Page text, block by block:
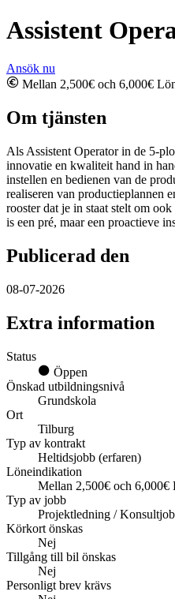
Assistent
Ansök nu
Mellan 2,500€ och 6,000€
Om tjänsten
Als Assistent Operator in de 5-
innovatie en kwaliteit hand in
instellen en bedienen van de
realiseren van productieplannen
rooster dat je in staat stelt om
is een pré, maar een proactieve
Publicerad den
08-07-2026
Extra information
Status
Öppen
Önskad utbildningsnivå
Grundskola
Ort
Tilburg
Typ av kontrakt
Heltidsjobb (erfaren)
Löneindikation
Mellan 2,500€ och 6,000€
Typ av jobb
Projektledning /
Körkort önskas
Nej
Tillgång till bil önskas
Nej
Personligt brev krävs